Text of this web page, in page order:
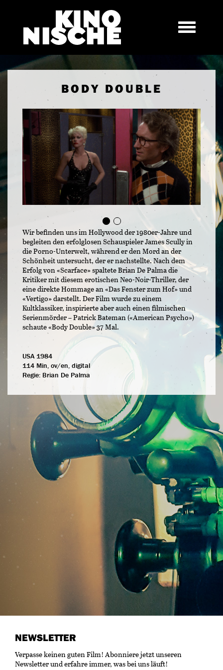
BODY DOUBLE
Wir befinden uns im Hollywood der 1980er-Jahre und
begleiten den erfolglosen Schauspieler James Scully in
die Porno-Unterwelt, während er den Mord an der
Schönheit untersucht, der er nachstellte. Nach dem
Erfolg von «Scarface» spaltete Brian De Palma die
Kritiker mit diesem erotischen Neo-Noir-Thriller, der
eine direkte Hommage an «Das Fenster zum Hof» und
«Vertigo» darstellt. Der Film wurde zu einem
Kultklassiker, inspirierte aber auch einen filmischen
Serienmörder – Patrick Bateman («American Psycho»)
schaute «Body Double» 37 Mal.
USA 1984
114 Min, ov/en, digital
Regie: Brian De Palma
NEWSLETTER
Verpasse keinen guten Film! Abonniere jetzt unseren
Newsletter und erfahre immer, was bei uns läuft!